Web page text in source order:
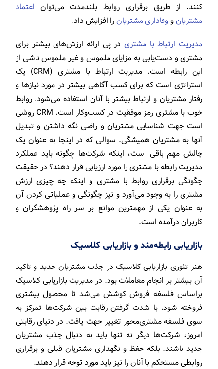
کنند. از طریق برقراری روابط بلندمدت می‌توان اعتماد
مشتریانو وفاداری مشتریانرا افزایش داد.
مدیریت ارتباط با مشتری در پی ارائه ارزش‌های بیشتر برای
مشتری و دست‌یابی به مزایای ملموس و غیر ملموس ناشی از
این رابطه است. مدیریت ارتباط با مشتری (CRM) یک
استراتژی است که برای کسب آگاهی بیشتر در مورد نیازها و
رفتار مشتریان و ارتباط بیشتر با آنان استفاده می‌شود. روابط
خوب با مشتری رمز موفقیت در کسب‌وکار است. CRM روشی
است جهت شناسایی مشتریان و راضی نگه داشتن و تبدیل
آنها به مشتریان همیشگی. سوالی که در اینجا به عنوان یک
چالش مهم باقی است، اینکه شرکت‌ها چگونه باید عملکرد
مدیریت رابطه با مشتری را مورد ارزیابی قرار دهند؟ در حقیقت
چگونگی برقراری روابط با مشتری و اینکه چه چیزی ارزش
مشتری را به وجود می‌آورد و نیز چگونگی و عملیاتی کردن آن
به عنوان یکی از مهمترین موانع بر سر راه پژوهشگران و
کاربران درآمده است.
بازاریابی رابطه‌مند و بازاریابی کلاسیک
هنر تئوری بازاریابی کلاسیک در جذب مشتریان جدید و تاکید
آن بیشتر بر انجام معاملات بود. در مدیریت بازاریابی کلاسیک
براساس فلسفه فروش کوشش می‌شد تا محصول بیشتری
فروخته شود. با شدت گرفتن رقابت بین شرکت‌ها تمرکز به
سوی فلسفه مشتری‌محور تغییر جهت یافت. در دنیای رقابتی
امروز، شرکت‌ها دیگر نه تنها باید به دنبال جذب مشتریان
جدید باشند. بلکه حفظ و نگهداری مشتریان قبلی و برقراری
روابطی مستحکم با آنان را نیز باید مورد توجه قرار دهند.